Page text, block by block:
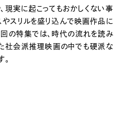
現実に起こってもおかしくない事
やスリルを盛り込んで映画作品に
の特集では、時代の流れを読み
た社会派推理映画の中でも硬派な